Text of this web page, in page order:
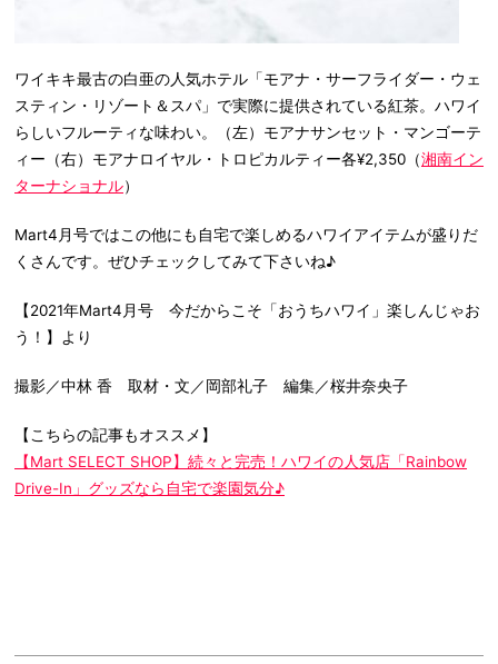
ワイキキ最古の白亜の人気ホテル「モアナ・サーフライダー・ウェ
スティン・リゾート＆スパ」で実際に提供されている紅茶。ハワイ
らしいフルーティな味わい。（左）モアナサンセット・マンゴーテ
ィー（右）モアナロイヤル・トロピカルティー各¥2,350（湘南イン
ターナショナル）
Mart4月号ではこの他にも自宅で楽しめるハワイアイテムが盛りだ
くさんです。ぜひチェックしてみて下さいね♪
【2021年Mart4月号 今だからこそ「おうちハワイ」楽しんじゃお
う！】より
撮影／中林 香 取材・文／岡部礼子 編集／桜井奈央子
【こちらの記事もオススメ】
【Mart SELECT SHOP】続々と完売！ハワイの人気店「Rainbow
Drive-In」グッズなら自宅で楽園気分♪